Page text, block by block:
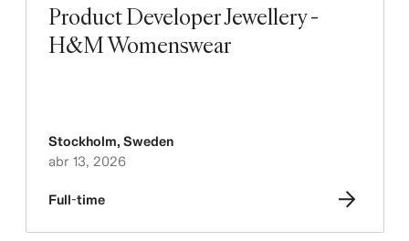
Product Developer Jewellery -
H&M Womenswear
Stockholm, Sweden
abr 13, 2026
Full-time